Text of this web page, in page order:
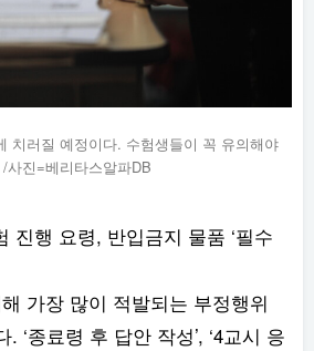
치러질 예정이다. 수험생들이 꼭 유의해야
진=베리타스알파DB
진행 요령, 반입금지 물품 ‘필수
가장 많이 적발되는 부정행위
‘종료령 후 답안 작성’, ‘4교시 응